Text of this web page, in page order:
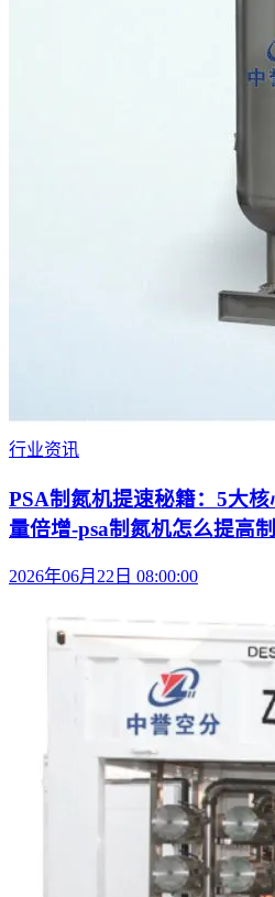
行业资讯
PSA制氮机提速秘籍：5大
量倍增-psa制氮机怎么提高
2026年06月22日 08:00:00